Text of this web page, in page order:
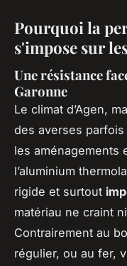
Pourquoi la
s'impose sur
Une résistance
Garonne
Le climat d’Agen,
des averses
les aménagements
l’aluminium
rigide et surtout
matériau ne craint
Contrairement au
régulier, ou au fer,